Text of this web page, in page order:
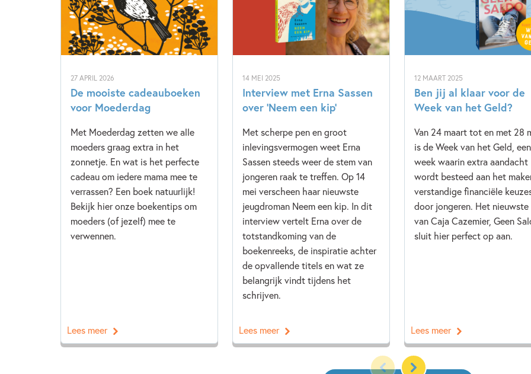
27 APRIL 2026
De mooiste cadeauboeken
voor Moederdag
Met Moederdag zetten we alle
moeders graag extra in het
zonnetje. En wat is het perfecte
cadeau om iedere mama mee te
verrassen? Een boek natuurlijk!
Bekijk hier onze boekentips om
moeders (of jezelf) mee te
verwennen.
Lees meer
14 MEI 2025
Interview met Erna Sassen
over ‘Neem een kip’
Met scherpe pen en groot
inlevingsvermogen weet Erna
Sassen steeds weer de stem van
jongeren raak te treffen. Op 14
mei verscheen haar nieuwste
jeugdroman Neem een kip. In dit
interview vertelt Erna over de
totstandkoming van de
boekenreeks, de inspiratie achter
de opvallende titels en wat ze
belangrijk vindt tijdens het
schrijven.
Lees meer
12 MAART 2025
Ben jij al klaar voor de
Week van het Geld?
Van 24 maart tot en met 28
is de Week van het Geld, een
week waarin extra aandacht
wordt besteed aan het
verstandige financiële
door jongeren. Het
van Caja Cazemier, Geen
sluit hier perfect op aan.
Lees meer